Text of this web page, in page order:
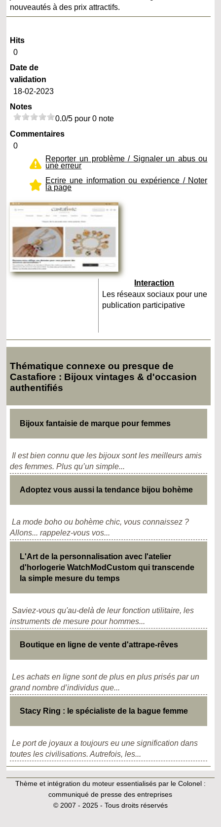
nouveautés à des prix attractifs.
Hits
0
Date de
validation
18-02-2023
Notes
0.0/5 pour 0 note
Commentaires
0
Reporter un problème / Signaler un abus ou
une erreur
Ecrire une information ou expérience / Noter
la page
Interaction
Les réseaux sociaux pour une
publication participative
Thématique connexe ou presque de
Castafiore : Bijoux vintages & d'occasion
authentifiés
Bijoux fantaisie de marque pour femmes
Il est bien connu que les bijoux sont les meilleurs amis
des femmes. Plus qu’un simple...
Adoptez vous aussi la tendance bijou bohème
La mode boho ou bohème chic, vous connaissez ?
Allons... rappelez-vous vos...
L'Art de la personnalisation avec l'atelier
d'horlogerie WatchModCustom qui transcende
la simple mesure du temps
Saviez-vous qu'au-delà de leur fonction utilitaire, les
instruments de mesure pour hommes...
Boutique en ligne de vente d'attrape-rêves
Les achats en ligne sont de plus en plus prisés par un
grand nombre d’individus que...
Stacy Ring : le spécialiste de la bague femme
Le port de joyaux a toujours eu une signification dans
toutes les civilisations. Autrefois, les...
Thème et intégration du moteur essentialisés par le Colonel :
communiqué de presse des entreprises
© 2007 - 2025 - Tous droits réservés